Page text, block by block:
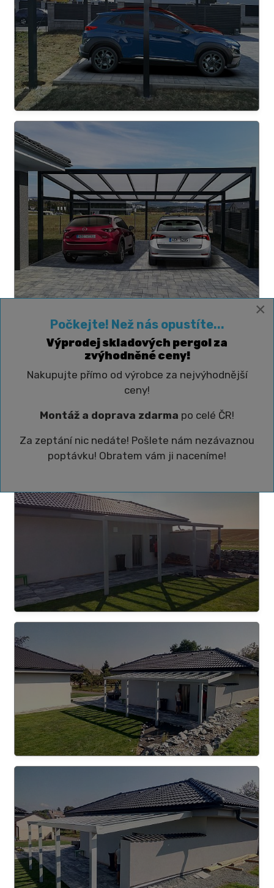
×
Počkejte! Než nás opustíte...
Výprodej skladových pergol za
zvýhodněné ceny!
Nakupujte přímo od výrobce za nejvýhodnější
ceny!
Montáž a doprava zdarma po celé ČR!
Za zeptání nic nedáte! Pošlete nám nezávaznou
poptávku! Obratem vám ji naceníme!